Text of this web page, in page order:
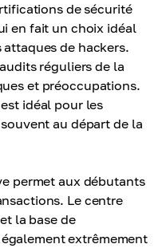
de sécurité
en fait un choix idéal
de hackers.
réguliers de la
et préoccupations.
idéal pour les
au départ de la
permet aux débutants
Le centre
la base de
extrêmement